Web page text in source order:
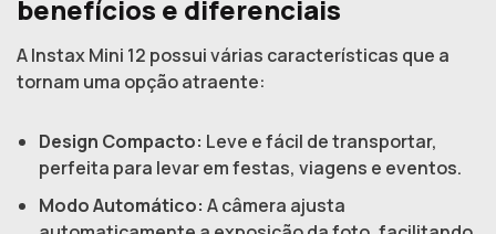
benefícios e diferenciais
A Instax Mini 12 possui várias características que a
tornam uma opção atraente:
Design Compacto: Leve e fácil de transportar,
perfeita para levar em festas, viagens e eventos.
Modo Automático: A câmera ajusta